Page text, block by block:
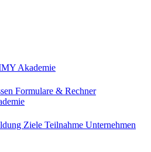
Akademie
Formulare & Rechner
Ziele Teilnahme Unternehmen